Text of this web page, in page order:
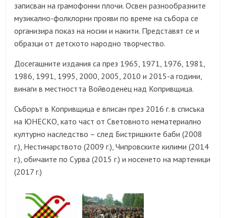
записван на грамофонни плочи. Освен разнообразните
музикално-фолклорни прояви по време на събора се
организира показ на носии и накити. Представят се и
образци от детското народно творчество.
Досегашните издания са през 1965, 1971, 1976, 1981,
1986, 1991, 1995, 2000, 2005, 2010 и 2015-а години,
винаги в местността Войводенец над Копривщица.
Съборът в Копривщица е вписан през 2016 г. в списъка
на ЮНЕСКО, като част от Световното нематериално
културно наследство – след Бистришките баби (2008
г.), Нестинарството (2009 г.), Чипровските килими (2014
г.), обичаите по Сурва (2015 г.) и носенето на мартеници
(2017 г.)